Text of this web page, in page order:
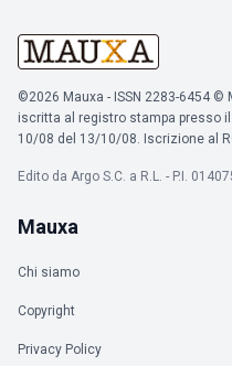
©2026 Mauxa - ISSN 2283-6454
iscritta al registro stampa presso
10/08 del 13/10/08. Iscrizione al
Edito da Argo S.C. a R.L. - P.I.
Mauxa
Chi siamo
Copyright
Privacy Policy